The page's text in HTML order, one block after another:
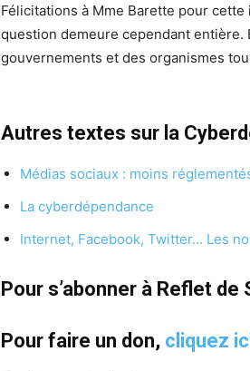
Félicitations à Mme Barette pour
question demeure cependant entière.
gouvernements et des organismes
Autres textes sur la
Médias sociaux : moins
La cyberdépendance
Internet, Facebook, Twitter… Les
Pour s’abonner à Reflet de
Pour faire un don, cliquez